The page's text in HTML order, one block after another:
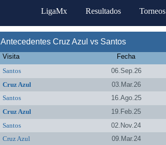
LigaMx Resultados Torneos
Antecedentes Cruz Azul vs Santos
Visita Fecha
Santos 06.Sep.26
Cruz Azul 03.Mar.26
Santos 16.Ago.25
Cruz Azul 19.Feb.25
Santos 02.Nov.24
Cruz Azul 09.Mar.24